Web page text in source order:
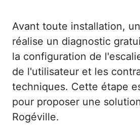
Avant toute installation,
réalise un diagnostic
la configuration de
de l'utilisateur et les
techniques. Cette étape
pour proposer une
Rogéville.